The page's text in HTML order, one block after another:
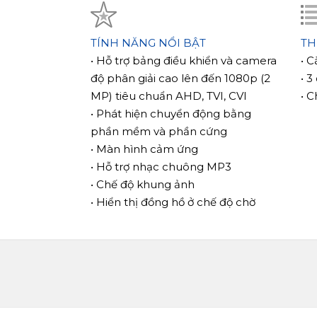
additional equipment.
Who Is Nexo 7 For
Slinex Nexo 7 is ideal for users looking
format without sacrificing functionality. It
houses, office spaces, and any
level of security are important.
The model is especially convenient for
entrance area, Full HD camera support,
control without complex setup.
Nexo 7 is the optimal choice for those
elegant minimalist device.
+ Support for AHD / TVI / CVI
TÍNH NĂNG NỔI BẬT
• Hỗ trợ bảng điều khiển và camera
độ phân giải cao lên đến 1080p (2
MP) tiêu chuẩn AHD, TVI, CVI
• Phát hiện chuyển động bằng
phần mềm và phần cứng
• Màn hình cảm ứng
• Hỗ trợ nhạc chuông MP3
• Chế độ khung ảnh
• Hiển thị đồng hồ ở chế độ chờ
•
•
•